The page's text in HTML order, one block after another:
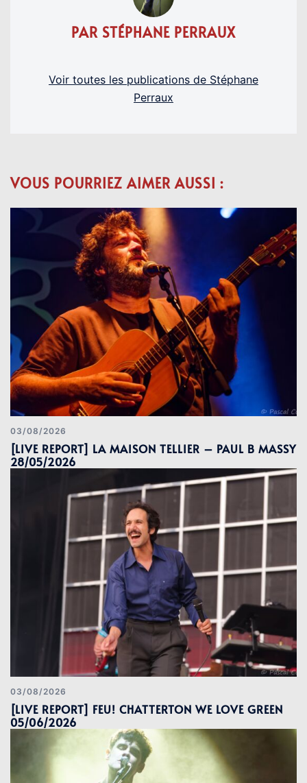
PAR STÉPHANE PERRAUX
Voir toutes les publications de Stéphane
Perraux
VOUS POURRIEZ AIMER AUSSI :
03/08/2026
[LIVE REPORT] LA MAISON TELLIER – PAUL B MASSY
28/05/2026
03/08/2026
[LIVE REPORT] FEU! CHATTERTON WE LOVE GREEN
05/06/2026